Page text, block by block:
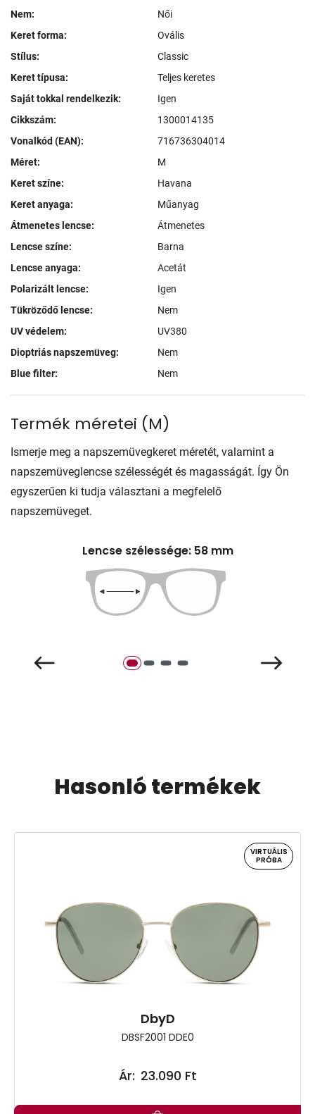
Nem:
Női
Keret forma:
Ovális
Stílus:
Classic
Keret típusa:
Teljes keretes
Saját tokkal rendelkezik:
Igen
Cikkszám:
1300014135
Vonalkód (EAN):
716736304014
Méret:
M
Keret színe:
Havana
Keret anyaga:
Műanyag
Átmenetes lencse:
Átmenetes
Lencse színe:
Barna
Lencse anyaga:
Acetát
Polarizált lencse:
Igen
Tükröződő lencse:
Nem
UV védelem:
UV380
Dioptriás napszemüveg:
Nem
Blue filter:
Nem
Termék méretei (M)
Ismerje meg a napszemüvegkeret méretét, valamint a
napszemüveglencse szélességét és magasságát. Így Ön
egyszerűen ki tudja választani a megfelelő
napszemüveget.
Lencse szélessége: 58 mm
Hasonló termékek
VIRTUÁLIS
PRÓBA
DbyD
DBSF2001 DDE0
Ár: 23.090 Ft